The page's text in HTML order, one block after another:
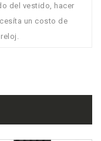
del vestido, hacer
un costo de